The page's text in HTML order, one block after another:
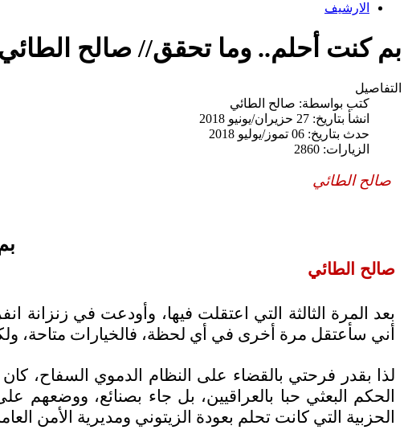
الارشيف
بم كنت أحلم.. وما تحقق// صالح الطائي
التفاصيل
كتب بواسطة: صالح الطائي
انشأ بتاريخ: 27 حزيران/يونيو 2018
حدث بتاريخ: 06 تموز/يوليو 2018
الزيارات: 2860
صالح الطائي
صالح الطائي
بعد المرة الثالثة التي اعتقلت فيها، وأودعت في زنزانة
أني سأعتقل مرة أخرى في أي لحظة، فالخيارات متاحة،
لذا بقدر فرحتي بالقضاء على النظام الدموي السفاح،
الحكم البعثي حبا بالعراقيين، بل جاء بصنائع،
الحزبية التي كانت تحلم بعودة الزيتوني ومديرية